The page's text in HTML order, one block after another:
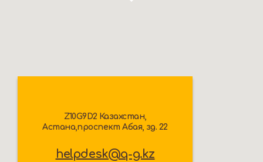
Z10G9D2 Казахстан,
Астана,проспект Абая, зд. 22
helpdesk@q-g.kz